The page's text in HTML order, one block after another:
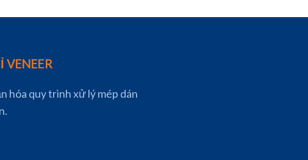
VENEER
hóa quy trình xử lý mép dán